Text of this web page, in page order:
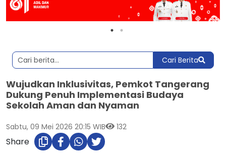
Cari Berita
Wujudkan Inklusivitas, Pemkot Tangerang
Dukung Penuh Implementasi Budaya
Sekolah Aman dan Nyaman
Sabtu, 09 Mei 2026 20:15 WIB 132
Share